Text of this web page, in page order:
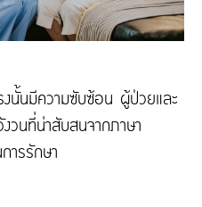
งนั้นมีความซับซ้อน ผู้ป่วยและ
วนที่น่าสับสนจากภาษา
ารรักษา